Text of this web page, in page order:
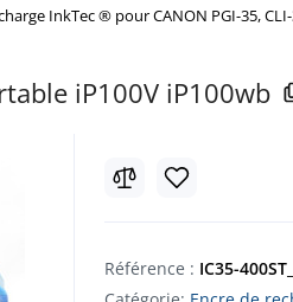
InkTec ® pour CANON PGI-35,
iP100V iP100wb
Référence : IC35-